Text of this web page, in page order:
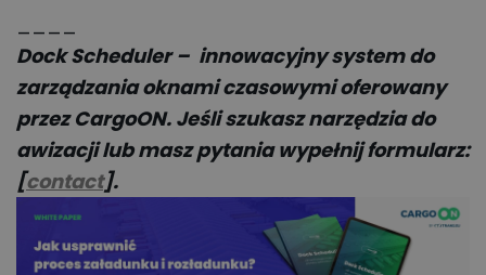
Dock Scheduler – innowacyjny system do
zarządzania oknami czasowymi oferowany
przez CargoON. Jeśli szukasz narzędzia do
awizacji lub masz pytania wypełnij formularz:
[contact].